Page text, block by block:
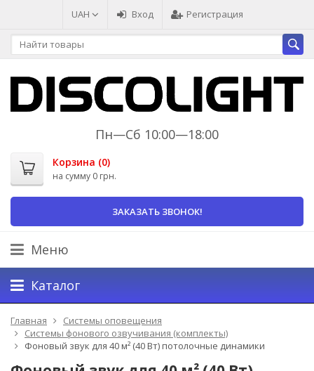
UAH Вход Регистрация
Пн—Сб 10:00—18:00
Корзина (0)
на сумму 0 грн.
ЗАКАЗАТЬ ЗВОНОК!
Меню
Каталог
Главная
Системы оповещения
Системы фонового озвучивания (комплекты)
Фоновый звук для 40 м² (40 Вт) потолочные динамики